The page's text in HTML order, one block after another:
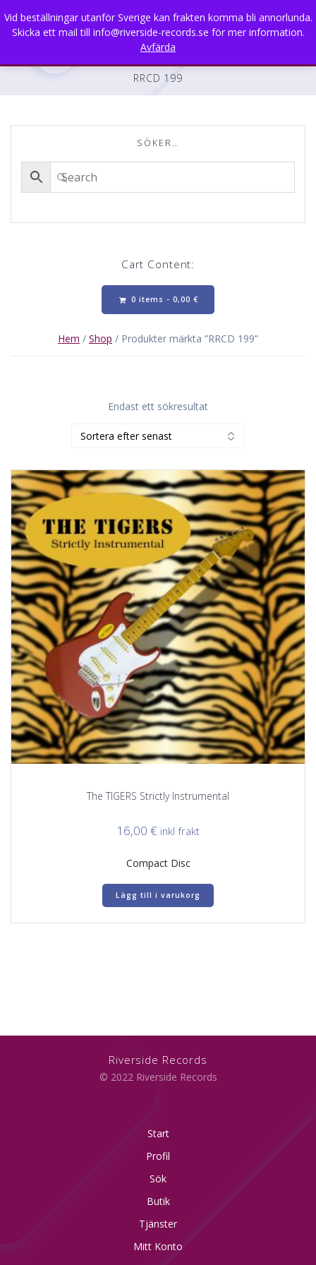
Vid beställningar utanför Sverige kan frakten komma bli annorlunda.
Skicka ett mail till info@riverside-records.se för mer information.
Avfärda
to
content
RRCD 199
SÖKER…
Cart Content:
0 items - 0,00 €
Hem / Shop / Produkter märkta ”RRCD 199”
Endast ett sökresultat
The TIGERS Strictly Instrumental
16,00 € inkl frakt
Compact Disc
Lägg till i varukorg
Riverside Records
© 2022 Riverside Records
Start
Profil
Sök
Butik
Tjänster
Mitt Konto